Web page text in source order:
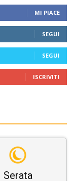
MI PIACE
SEGUI
SEGUI
ISCRIVITI
Serata